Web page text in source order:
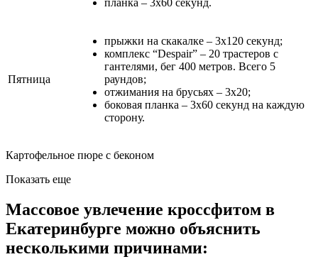
Пятница
прыжки на скакалке – 3х120 секунд;
комплекс “Despair” – 20 трастеров с
гантелями, бег 400 метров. Всего 5
раундов;
отжимания на брусьях – 3х20;
боковая планка – 3х60 секунд на каждую
сторону.
Картофельное пюре с беконом
Показать еще
Массовое увлечение кроссфитом в
Екатеринбурге можно объяснить
несколькими причинами: